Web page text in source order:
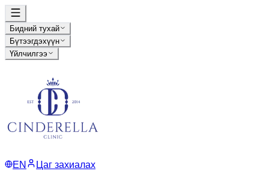
Бидний тухай
Бүтээгдэхүүн
Үйлчилгээ
EN Цаг захиалах